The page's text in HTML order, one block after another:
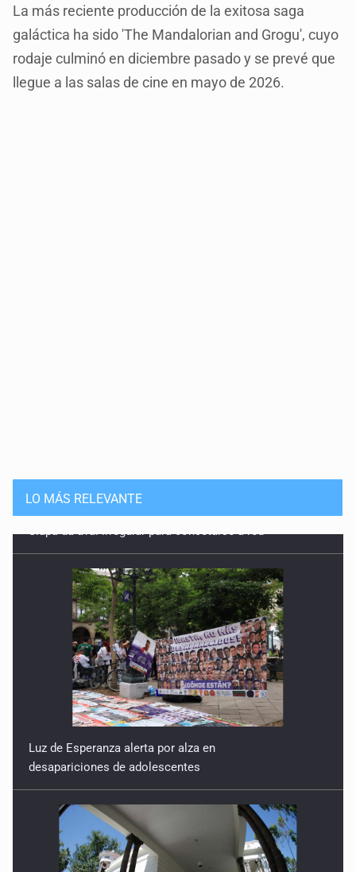
La más reciente producción de la exitosa saga
galáctica ha sido 'The Mandalorian and Grogu', cuyo
rodaje culminó en diciembre pasado y se prevé que
llegue a las salas de cine en mayo de 2026.
LO MÁS RELEVANTE
Luz de Esperanza alerta por alza en
desapariciones de adolescentes